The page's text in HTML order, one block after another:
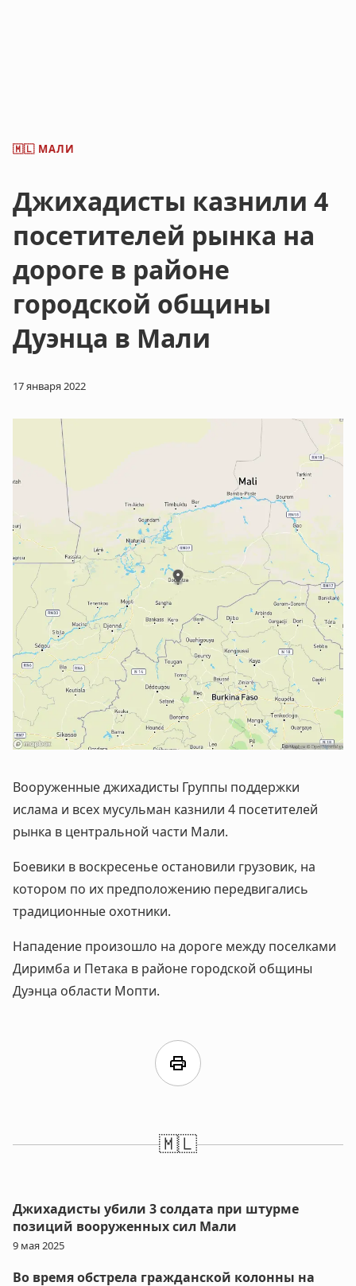
🇲🇱 МАЛИ
Джихадисты казнили 4
посетителей рынка на
дороге в районе
городской общины
Дуэнца в Мали
17 января 2022
Вооруженные джихадисты Группы поддержки
ислама и всех мусульман казнили 4 посетителей
рынка в центральной части Мали.
Боевики в воскресенье остановили грузовик, на
котором по их предположению передвигались
традиционные охотники.
Нападение произошло на дороге между поселками
Диримба и Петака в районе городской общины
Дуэнца области Мопти.
print
🇲🇱
Джихадисты убили 3 солдата при штурме
позиций вооруженных сил Мали
9 мая 2025
Во время обстрела гражданской колонны на